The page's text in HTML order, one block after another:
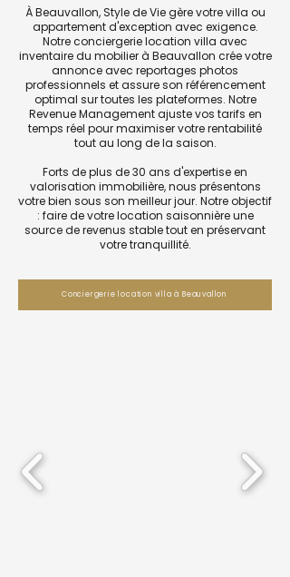
À Beauvallon, Style de Vie gère votre villa ou
appartement d'exception avec exigence.
Notre conciergerie location villa avec
inventaire du mobilier à Beauvallon crée votre
annonce avec reportages photos
professionnels et assure son référencement
optimal sur toutes les plateformes. Notre
Revenue Management ajuste vos tarifs en
temps réel pour maximiser votre rentabilité
tout au long de la saison.
Forts de plus de 30 ans d'expertise en
valorisation immobilière, nous présentons
votre bien sous son meilleur jour. Notre objectif
: faire de votre location saisonnière une
source de revenus stable tout en préservant
votre tranquillité.
Conciergerie location villa à Beauvallon